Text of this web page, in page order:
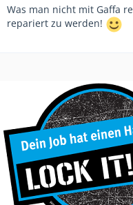
Was man nicht mit Gaffa
repariert zu werden!